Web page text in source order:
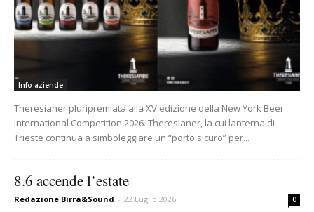
Info aziende
Theresianer pluripremiata alla XV edizione della New York Beer
International Competition 2026. Theresianer, la cui lanterna di
Trieste continua a simboleggiare un “porto sicuro” per...
8.6 accende l’estate
Redazione Birra&Sound - 22 Luglio 2026 0